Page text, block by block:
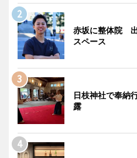
赤坂に整体院
スペース
日枝神社で奉納
露